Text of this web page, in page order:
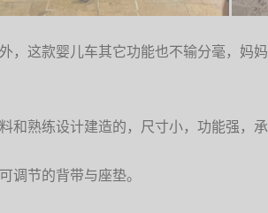
，这款婴儿车其它功能也不输分毫，妈
和熟练设计建造的，尺寸小，功能强，
调节的背带与座垫。